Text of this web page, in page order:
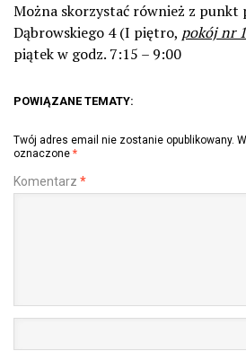
Można skorzystać również z punkt
Dąbrowskiego 4 (I piętro, pokój nr
piątek w godz. 7:15 – 9:00
POWIĄZANE TEMATY:
Twój adres email nie zostanie opublikowany.
oznaczone *
Komentarz *